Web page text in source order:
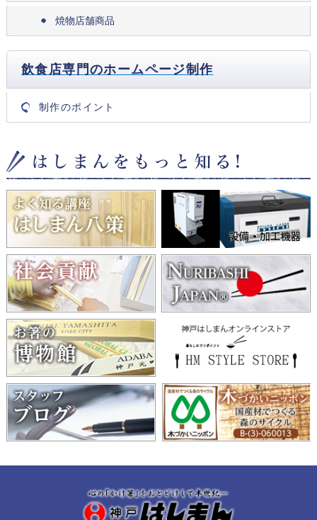
焼物店舗商品
飲食店専門のホームページ制作
制作のポイント